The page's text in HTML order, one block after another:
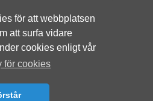
för att webbplatsen
att surfa vidare
cookies enligt vår
för cookies